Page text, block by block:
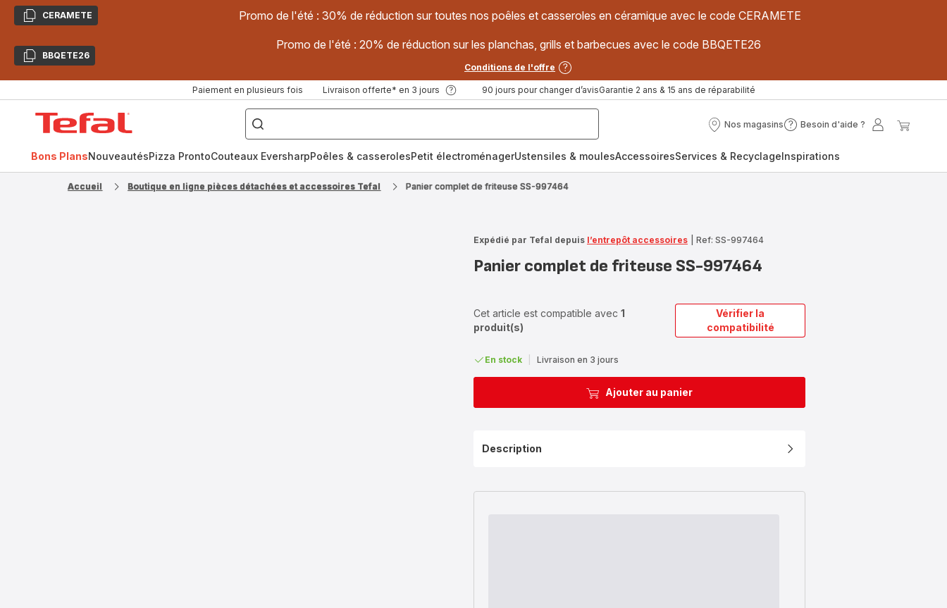
CopierCERAMETE Promo de l'été : 30% de réduction sur toutes nos poêles et casseroles en céramique avec le code CERAMETE
CopierBBQETE26
Promo de l'été : 20% de réduction sur les planchas, grills et barbecues avec le code BBQETE26
Conditions de l'offre
Paiement en plusieurs fois Livraison offerte* en 3 jours 90 jours pour changer d’avisGarantie 2 ans & 15 ans de réparabilité
["Poêles
inox,
Cake
Factory,
Nos magasins
Nos
Besoin d'aide ?
Besoin
?
Mon
Bons PlansNouveautésPizza ProntoCouteaux EversharpPoêles & casserolesPetit électroménagerUstensiles & moulesAccessoiresServices & RecyclageInspirations
Accueil Boutique en ligne pièces détachées et accessoires Tefal Panier complet de friteuse SS-997464
Expédié par Tefal depuis l’entrepôt accessoires Ref: SS-997464
Panier complet de friteuse SS-997464
Cet article est compatible avec 1
produit(s)
Vérifier la
compatibilité
En stock Livraison en 3 jours
Ajouter au panier
Description